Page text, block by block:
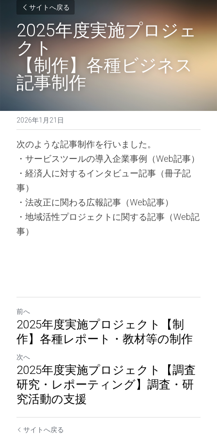
サイトへ戻る
2025年度実施プロジェ
クト
【制作】各種ビジネス
記事制作
2026年1月21日
次のような記事制作を行いました。
・サービスツールの導入企業事例（Web記事）
・経済人に対するインタビュー記事（冊子記
事）
・法改正に関わる広報記事（Web記事）
・地域活性プロジェクトに関する記事（Web記
事）
前へ
2025年度実施プロジェクト【制
作】各種レポート・教材等の制作
次へ
2025年度実施プロジェクト【調査
研究・レポーティング】調査・研
究活動の支援
サイトへ戻る